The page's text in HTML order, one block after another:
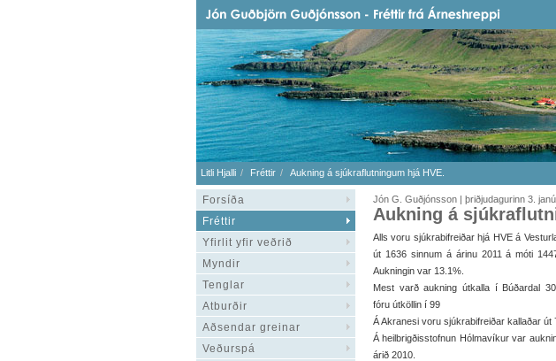
Litli Hjalli Fréttir Aukning á sjúkraflutningum hjá HVE.
Forsíða
Fréttir
Yfirlit yfir veðrið
Myndir
Tenglar
Atburðir
Aðsendar greinar
Veðurspá
Jón G. Guðjónsson | þriðjudagurinn 3.
Aukning á
Alls voru sjúkrabifreiðar hjá HVE á
út 1636 sinnum á árinu 2011 á móti
Aukningin var 13.1%.
Mest varð aukning útkalla í Búðardal
fóru útköllin í 99
Á Akranesi voru sjúkrabifreiðar kallaðar út
Á heilbrigðisstofnun Hólmavíkur var
árið 2010.